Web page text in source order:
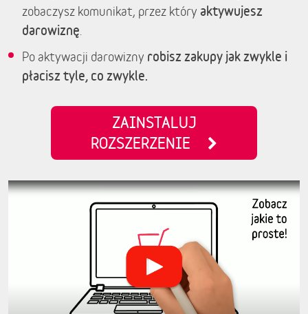
zobaczysz komunikat, przez który aktywujesz
darowiznę
Po aktywacji darowizny robisz zakupy jak zwykle i
płacisz tyle, co zwykle.
ZAINSTALUJ
ROZSZERZENIE